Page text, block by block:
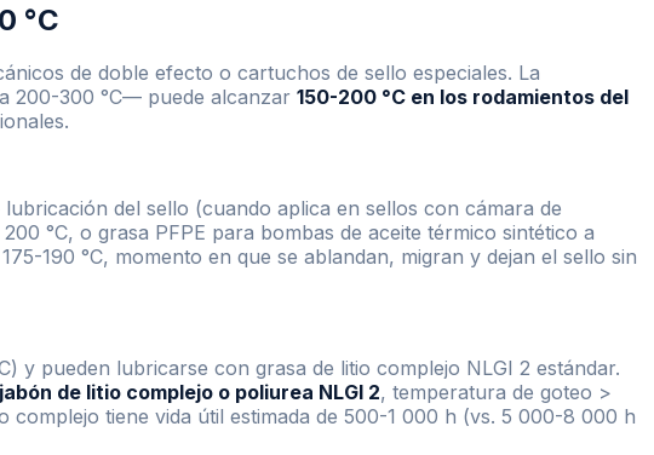
°C
de doble efecto o cartuchos de sello especiales. La
200-300 °C— puede alcanzar 150-200 °C en los rodamientos del
del sello (cuando aplica en sellos con cámara de
°C, o grasa PFPE para bombas de aceite térmico sintético a
190 °C, momento en que se ablandan, migran y dejan el sello sin
y pueden lubricarse con grasa de litio complejo NLGI 2 estándar.
jabón de litio complejo o poliurea NLGI 2, temperatura de goteo >
complejo tiene vida útil estimada de 500-1 000 h (vs. 5 000-8 000 h